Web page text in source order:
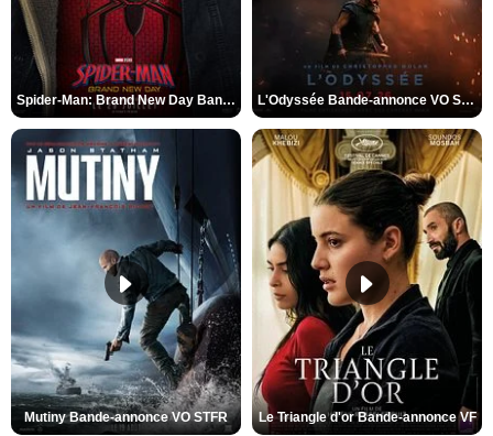
Spider-Man: Brand New Day Bande-annonce VO STFR L'Odyssée Bande-annonce VO STFR
Mutiny Bande-annonce VO STFR Le Triangle d'or Bande-annonce VF